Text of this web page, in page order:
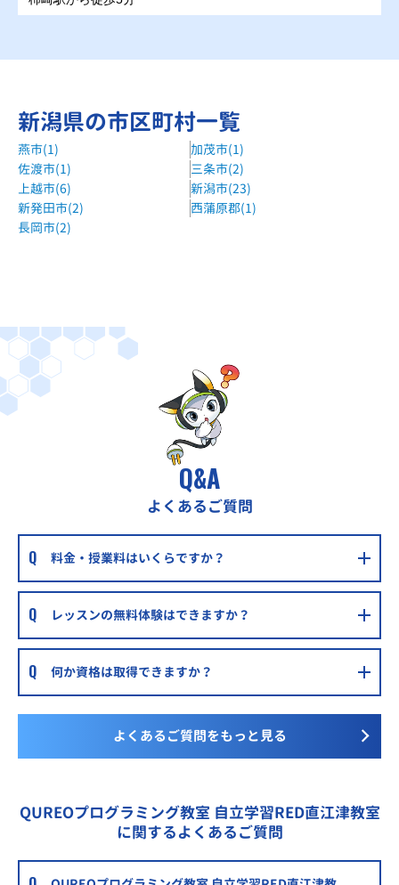
新潟県の市区町村一覧
燕市(1)
加茂市(1)
佐渡市(1)
三条市(2)
上越市(6)
新潟市(23)
新発田市(2)
西蒲原郡(1)
長岡市(2)
Q&A
よくあるご質問
料金・授業料はいくらですか？
レッスンの無料体験はできますか？
何か資格は取得できますか？
よくあるご質問をもっと見る
QUREOプログラミング教室 自立学習RED直江津教室
に関するよくあるご質問